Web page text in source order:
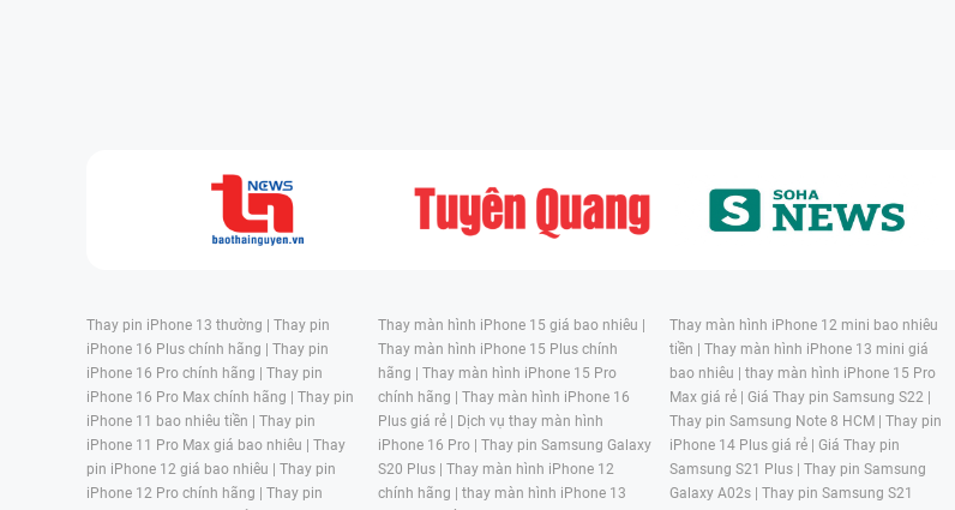
Thay pin iPhone 13 thường | Thay pin
iPhone 16 Plus chính hãng | Thay pin
iPhone 16 Pro chính hãng | Thay pin
iPhone 16 Pro Max chính hãng | Thay pin
iPhone 11 bao nhiêu tiền | Thay pin
iPhone 11 Pro Max giá bao nhiêu | Thay
pin iPhone 12 giá bao nhiêu | Thay pin
iPhone 12 Pro chính hãng | Thay pin
Thay màn hình iPhone 15 giá bao nhiêu |
Thay màn hình iPhone 15 Plus chính
hãng | Thay màn hình iPhone 15 Pro
chính hãng | Thay màn hình iPhone 16
Plus giá rẻ | Dịch vụ thay màn hình
iPhone 16 Pro | Thay pin Samsung Galaxy
S20 Plus | Thay màn hình iPhone 12
chính hãng | thay màn hình iPhone 13
Thay màn hình iPhone 12 mini bao nhiêu
tiền | Thay màn hình iPhone 13 mini giá
bao nhiêu | thay màn hình iPhone 15 Pro
Max giá rẻ | Giá Thay pin Samsung S22 |
Thay pin Samsung Note 8 HCM | Thay pin
iPhone 14 Plus giá rẻ | Giá Thay pin
Samsung S21 Plus | Thay pin Samsung
Galaxy A02s | Thay pin Samsung S21